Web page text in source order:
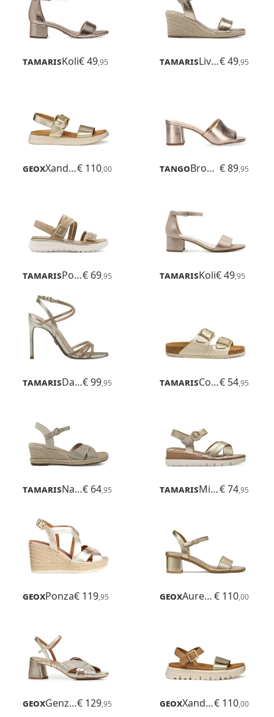
TamarisKoli€ 49,95 Tamaris Livian€ 49,95
Geox Xand 2s€ 110,00 Tango Brooklynn € 89,95
Tamaris Polly€ 69,95 TamarisKoli€ 49,95
Tamaris Daphne€ 99,95 Tamaris Corra€ 54,95
Tamaris Nayeli€ 64,95 Tamaris Michi€ 74,95
GeoxPonza€ 119,95 Geox Aurely 50€ 110,00
Geox Genziana Mid€ 129,95 Geox Xand 2.1s€ 110,00